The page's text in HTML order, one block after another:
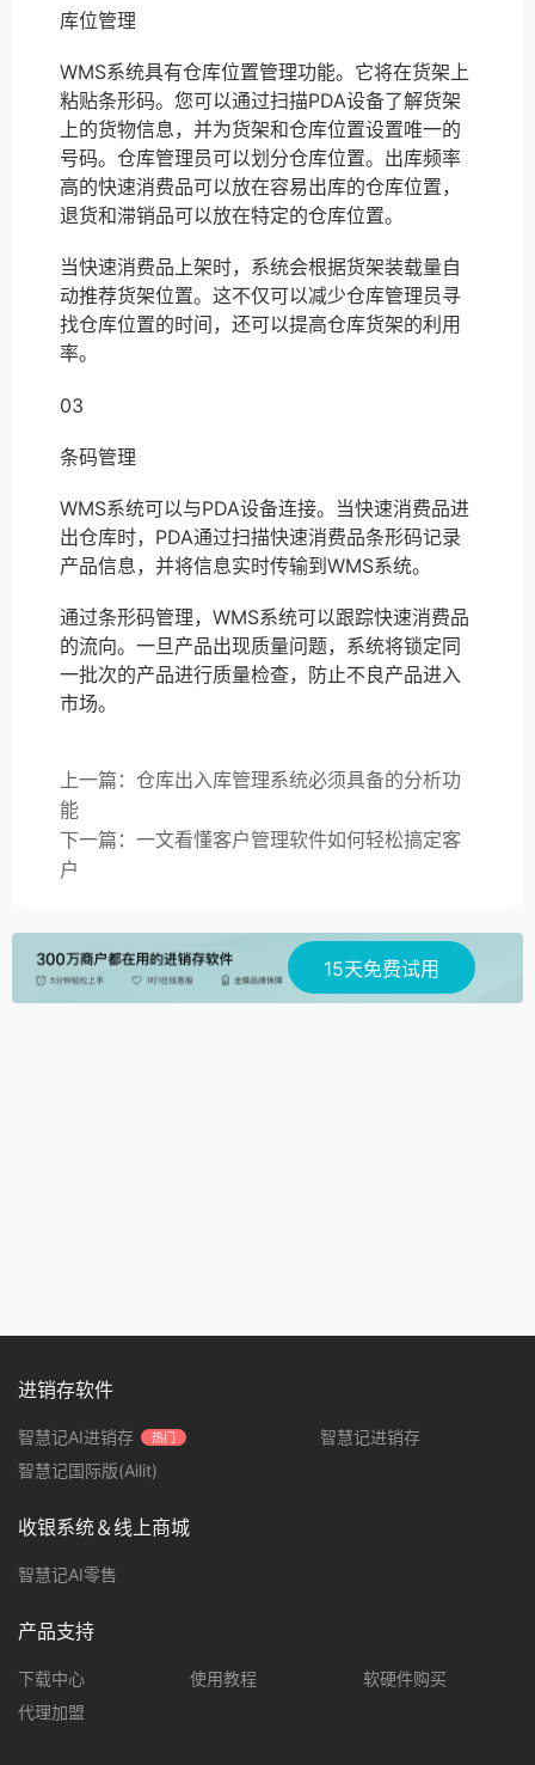
库位管理
WMS系统具有仓库位置管理功能。它将在货架上
粘贴条形码。您可以通过扫描PDA设备了解货架
上的货物信息，并为货架和仓库位置设置唯一的
号码。仓库管理员可以划分仓库位置。出库频率
高的快速消费品可以放在容易出库的仓库位置，
退货和滞销品可以放在特定的仓库位置。
当快速消费品上架时，系统会根据货架装载量自
动推荐货架位置。这不仅可以减少仓库管理员寻
找仓库位置的时间，还可以提高仓库货架的利用
率。
03
条码管理
WMS系统可以与PDA设备连接。当快速消费品进
出仓库时，PDA通过扫描快速消费品条形码记录
产品信息，并将信息实时传输到WMS系统。
通过条形码管理，WMS系统可以跟踪快速消费品
的流向。一旦产品出现质量问题，系统将锁定同
一批次的产品进行质量检查，防止不良产品进入
市场。
上一篇：仓库出入库管理系统必须具备的分析功
能
下一篇：一文看懂客户管理软件如何轻松搞定客
户
15天免费试用
进销存软件
智慧记AI进销存 热门
智慧记进销存
智慧记国际版(Ailit)
收银系统＆线上商城
智慧记AI零售
产品支持
下载中心 使用教程
软硬件购买
代理加盟